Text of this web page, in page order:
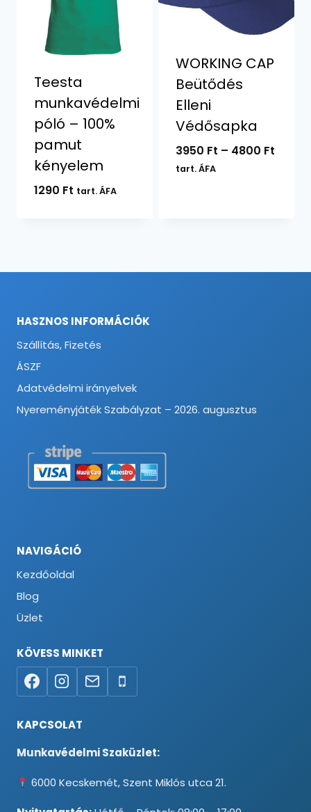
Teesta
munkavédelmi
póló – 100%
pamut
kényelem
1290 Ft tart. ÁFA
WORKING CAP
Beütődés
Elleni
Védősapka
3950 Ft – 4800 Ft
tart. ÁFA
HASZNOS INFORMÁCIÓK
Szállítás, Fizetés
ÁSZF
Adatvédelmi irányelvek
Nyereményjáték Szabályzat – 2026. augusztus
NAVIGÁCIÓ
Kezdőoldal
Blog
Üzlet
KÖVESS MINKET
KAPCSOLAT
Munkavédelmi Szaküzlet:
6000 Kecskemét, Szent Miklós utca 21.